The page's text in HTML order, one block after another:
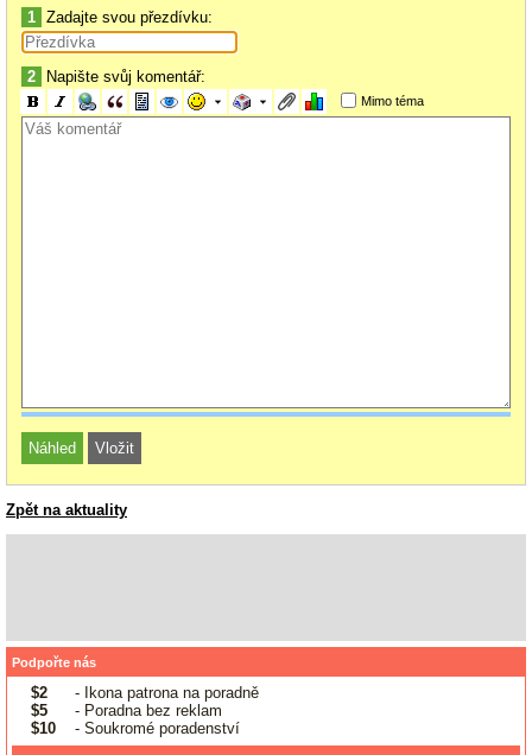
1 Zadajte svou přezdívku:
2 Napište svůj komentář:
Mimo téma
Zpět na aktuality
Podpořte nás
$2
- Ikona patrona na poradně
$5
- Poradna bez reklam
$10
- Soukromé poradenství